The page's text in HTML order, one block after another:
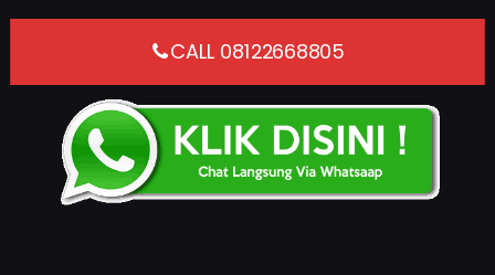
CALL 08122668805